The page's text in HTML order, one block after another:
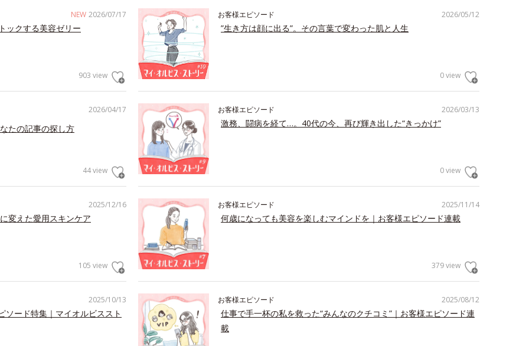
NEW 2026/07/17
ックする美容ゼリー
903 view
2026/05/12
お客様エピソード
”生き方は顔に出る”。その言葉で変わった肌と人生
0 view
2026/04/17
たの記事の探し方
44 view
2026/03/13
お客様エピソード
激務、闘病を経て…。40代の今、再び輝き出した“きっかけ”
0 view
2025/12/16
変えた愛用スキンケア
105 view
2025/11/14
お客様エピソード
何歳になっても美容を楽しむマインドを｜お客様エピソード連載
379 view
2025/10/13
ソード特集｜マイオルビススト
2025/08/12
お客様エピソード
仕事で手一杯の私を救った“みんなのクチコミ”｜お客様エピソード連
載